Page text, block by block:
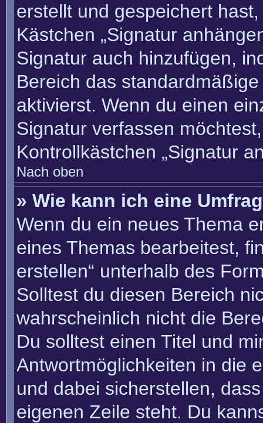
erstellt und gespeichert
Kästchen „Signatur
Signatur auch hinzufügen,
Bereich das
aktivierst. Wenn du einen
Signatur verfassen
Kontrollkästchen „Signatur
Nach oben
» Wie kann ich eine
Wenn du ein neues Thema
eines Themas bearbeitest,
erstellen“ unterhalb des
Solltest du diesen Bereich
wahrscheinlich nicht die
Du solltest einen Titel und
Antwortmöglichkeiten in die
und dabei sicherstellen,
eigenen Zeile steht. Du